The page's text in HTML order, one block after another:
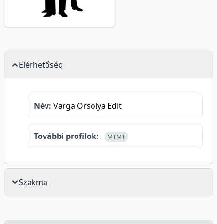
Elérhetőség
Név: Varga Orsolya Edit
További profilok: MTMT
Szakma